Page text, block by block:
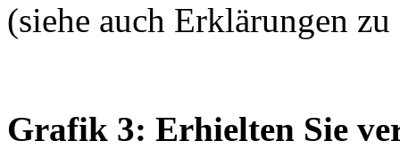
(siehe auch Erklärungen
Grafik 3: Erhielten Sie